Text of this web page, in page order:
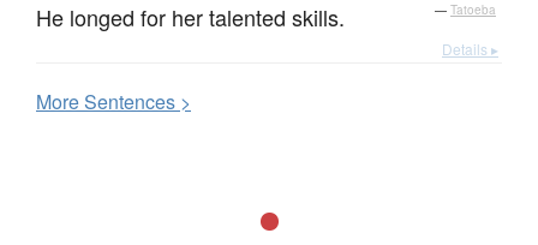
He longed for her talented skills. — Tatoeba
Details ▸
MoreSentences >